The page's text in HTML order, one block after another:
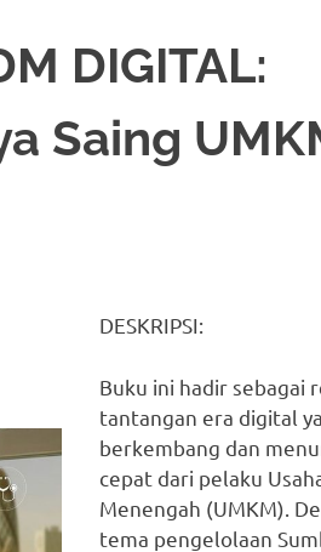
DIGITAL:
Saing
DESKRIPSI:
Buku ini hadir sebagai
tantangan era digital
berkembang dan
cepat dari pelaku
Menengah (UMKM).
tema pengelolaan